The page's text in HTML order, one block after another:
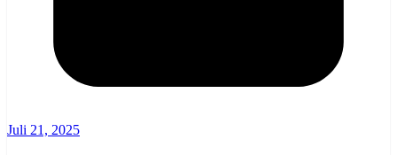
Juli 21, 2025